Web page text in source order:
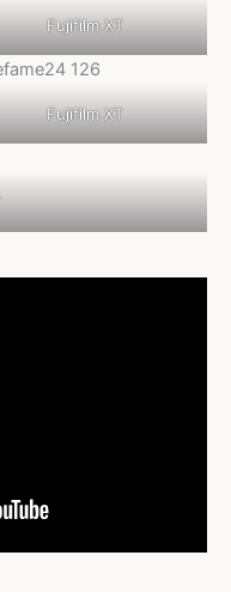
Fujifilm XT
Fujifilm XT